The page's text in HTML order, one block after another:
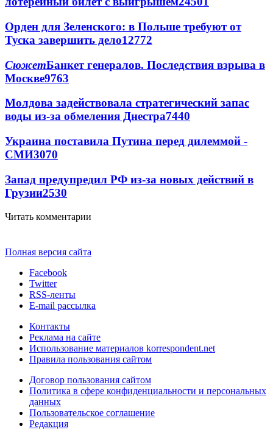
Орден для Зеленского: в Польше требуют от
Туска завершить дело12772
СюжетБанкет генералов. Последствия взрыва в
Москве9763
Молдова задействовала стратегический запас
воды из-за обмеления Днестра7440
Украина поставила Путина перед дилеммой -
СМИ3070
Запад предупредил РФ из-за новых действий в
Грузии2530
Читать комментарии
Полная версия сайта
Facebook
Twitter
RSS-ленты
E-mail рассылка
Контакты
Реклама на сайте
Использование материалов korrespondent.net
Правила пользования сайтом
Договор пользования сайтом
Политика в сфере конфиденциальности и персональных
данных
Пользовательское соглашение
Редакция